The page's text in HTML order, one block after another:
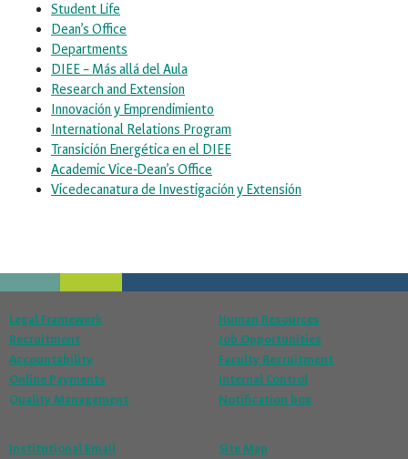
Student Life
Dean’s Office
Departments
DIEE – Más allá del Aula
Research and Extension
Innovación y Emprendimiento
International Relations Program
Transición Energética en el DIEE
Academic Vice-Dean’s Office
Vicedecanatura de Investigación y Extensión
Legal Framework
Recruitment
Accountability
Online Payments
Quality Management
Human Resources
Job Opportunities
Faculty Recruitment
Internal Control
Notification box
Institutional Email Site Map